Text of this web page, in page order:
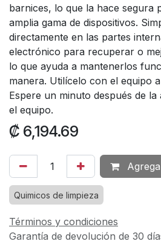
barnices, lo que la hace segura
amplia gama de dispositivos.
directamente en las partes
electrónico para recuperar o
lo que ayuda a mantenerlos
manera. Utilícelo con el equipo
Espere un minuto después de
el equipo.
₡ 6,194.69
Quimicos de limpieza
Términos y condiciones
Garantía de devolución de 30